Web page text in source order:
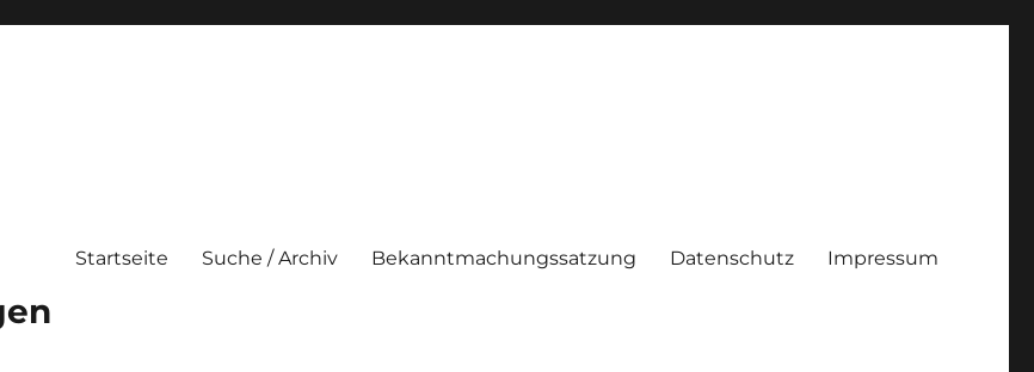
Startseite Suche / Archiv Bekanntmachungssatzung Datenschutz Impressum